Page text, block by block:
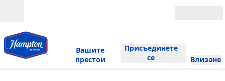
Вашите
престои
Присъединете
се
Влизане